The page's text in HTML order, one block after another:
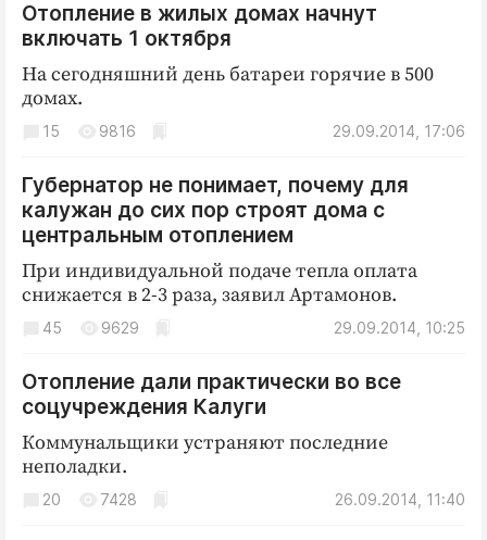
Происшествия
Спорт
Экономика и бизнес
ПРОЕКТЫ
Издания
Медиаперсона
Интересное чтиво
Клиника года
Бренд года
Отопление в жилых домах начнут
включать 1 октября
На сегодняшний день батареи горячие в 500
домах.
29.09.2014, 17:06
15 9816
Губернатор не понимает, почему для
калужан до сих пор строят дома с
центральным отоплением
При индивидуальной подаче тепла оплата
снижается в 2-3 раза, заявил Артамонов.
29.09.2014, 10:25
45 9629
Отопление дали практически во все
соцучреждения Калуги
Коммунальщики устраняют последние
неполадки.
26.09.2014, 11:40
20 7428